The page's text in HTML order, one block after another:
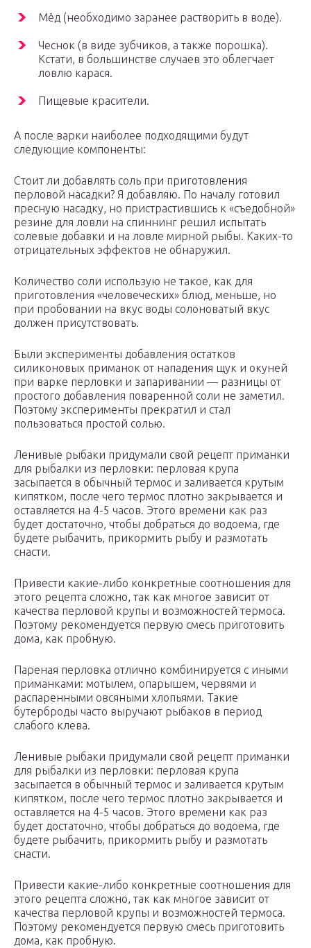
Мёд (необходимо заранее растворить в воде).
Чеснок (в виде зубчиков, а также порошка).
Кстати, в большинстве случаев это облегчает
ловлю карася.
Пищевые красители.
А после варки наиболее подходящими будут
следующие компоненты:
Стоит ли добавлять соль при приготовления
перловой насадки? Я добавляю. По началу готовил
пресную насадку, но пристрастившись к «съедобной»
резине для ловли на спиннинг решил испытать
солевые добавки и на ловле мирной рыбы. Каких-то
отрицательных эффектов не обнаружил.
Количество соли использую не такое, как для
приготовления «человеческих» блюд, меньше, но
при пробовании на вкус воды солоноватый вкус
должен присутствовать.
Были эксперименты добавления остатков
силиконовых приманок от нападения щук и окуней
при варке перловки и запаривании — разницы от
простого добавления поваренной соли не заметил.
Поэтому эксперименты прекратил и стал
пользоваться простой солью.
Ленивые рыбаки придумали свой рецепт приманки
для рыбалки из перловки: перловая крупа
засыпается в обычный термос и заливается крутым
кипятком, после чего термос плотно закрывается и
оставляется на 4-5 часов. Этого времени как раз
будет достаточно, чтобы добраться до водоема, где
будете рыбачить, прикормить рыбу и размотать
снасти.
Привести какие-либо конкретные соотношения для
этого рецепта сложно, так как многое зависит от
качества перловой крупы и возможностей термоса.
Поэтому рекомендуется первую смесь приготовить
дома, как пробную.
Пареная перловка отлично комбинируется с иными
приманками: мотылем, опарышем, червями и
распаренными овсяными хлопьями. Такие
бутерброды часто выручают рыбаков в период
слабого клева.
Ленивые рыбаки придумали свой рецепт приманки
для рыбалки из перловки: перловая крупа
засыпается в обычный термос и заливается крутым
кипятком, после чего термос плотно закрывается и
оставляется на 4-5 часов. Этого времени как раз
будет достаточно, чтобы добраться до водоема, где
будете рыбачить, прикормить рыбу и размотать
снасти.
Привести какие-либо конкретные соотношения для
этого рецепта сложно, так как многое зависит от
качества перловой крупы и возможностей термоса.
Поэтому рекомендуется первую смесь приготовить
дома, как пробную.